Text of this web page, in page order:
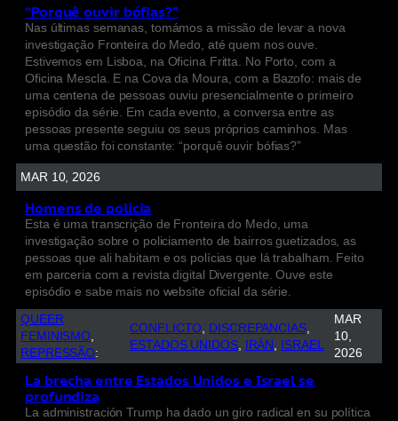
“Porquê ouvir bófias?”
Nas últimas semanas, tomámos a missão de levar a nova
investigação Fronteira do Medo, até quem nos ouve.
Estivemos em Lisboa, na Oficina Fritta. No Porto, com a
Oficina Mescla. E na Cova da Moura, com a Bazofo: mais de
uma centena de pessoas ouviu presencialmente o primeiro
episódio da série. Em cada evento, a conversa entre as
pessoas presente seguiu os seus próprios caminhos. Mas
uma questão foi constante: “porquê ouvir bófias?”
MAR 10, 2026
Homens de polícia
Esta é uma transcrição de Fronteira do Medo, uma
investigação sobre o policiamento de bairros guetizados, as
pessoas que ali habitam e os polícias que lá trabalham. Feito
em parceria com a revista digital Divergente. Ouve este
episódio e sabe mais no website oficial da série.
QUEER
FEMINISMO
REPRESSÃO:
CONFLICTO DISCREPANCIAS
ESTADOS UNIDOS, IRÁN ISRAEL
MAR
10,
2026
La brecha entre Estados Unidos e Israel se
profundiza
La administración Trump ha dado un giro radical en su política